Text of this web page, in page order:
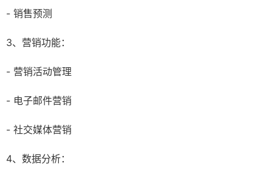
- 销售预测
3、营销功能：
- 营销活动管理
- 电子邮件营销
- 社交媒体营销
4、数据分析：